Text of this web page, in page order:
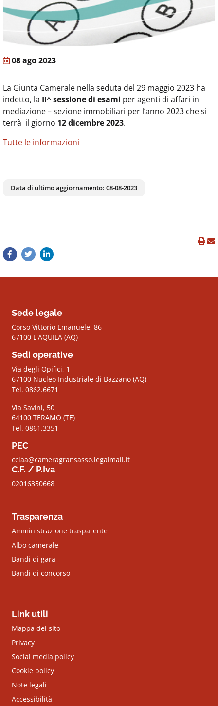
08 ago 2023
La Giunta Camerale nella seduta del 29 maggio 2023 ha
indetto, la II^ sessione di esami per agenti di affari in
mediazione – sezione immobiliari per l’anno 2023 che si
terrà il giorno 12 dicembre 2023.
Tutte le informazioni
Data di ultimo aggiornamento: 08-08-2023
Sede legale
Corso Vittorio Emanuele, 86
67100 L'AQUILA (AQ)
Sedi operative
Via degli Opifici, 1
67100 Nucleo Industriale di Bazzano (AQ)
Tel. 0862.6671
Via Savini, 50
64100 TERAMO (TE)
Tel. 0861.3351
PEC
cciaa@cameragransasso.legalmail.it
C.F. / P.Iva
02016350668
Trasparenza
Amministrazione trasparente
Albo camerale
Bandi di gara
Bandi di concorso
Link utili
Mappa del sito
Privacy
Social media policy
Cookie policy
Note legali
Accessibilità